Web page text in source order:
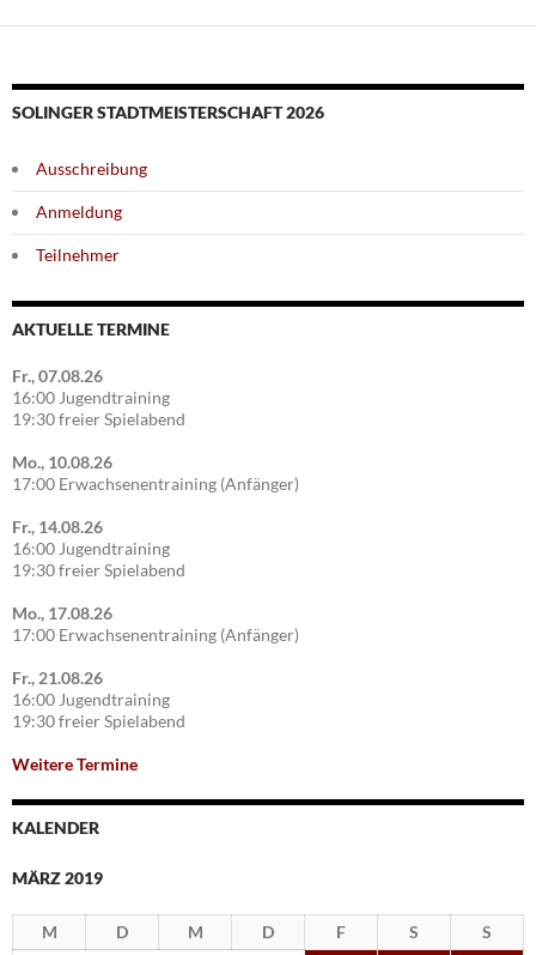
SOLINGER STADTMEISTERSCHAFT 2026
Ausschreibung
Anmeldung
Teilnehmer
AKTUELLE TERMINE
Fr., 07.08.26
16:00 Jugendtraining
19:30 freier Spielabend
Mo., 10.08.26
17:00 Erwachsenentraining (Anfänger)
Fr., 14.08.26
16:00 Jugendtraining
19:30 freier Spielabend
Mo., 17.08.26
17:00 Erwachsenentraining (Anfänger)
Fr., 21.08.26
16:00 Jugendtraining
19:30 freier Spielabend
Weitere Termine
KALENDER
MÄRZ 2019
M D M D F S
S